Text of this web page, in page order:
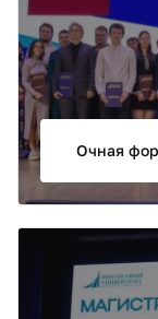
банковских
по запросу и
Банка России.
Очная